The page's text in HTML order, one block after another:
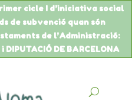
cicle I d’iniciativa social
de subvencióquan són
de l’Administració:
i DIPUTACIÓ DE BARCELONA